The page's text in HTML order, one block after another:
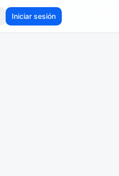
Iniciar sesión